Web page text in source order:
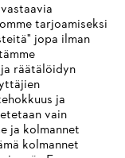
tarjoamiseksi
jopa ilman
räätälöidyn
ja
vain
ja kolmannet
kolmannet